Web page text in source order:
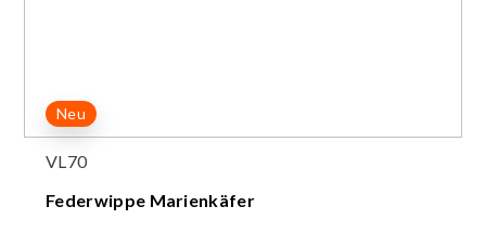
Neu
VL70
Federwippe Marienkäfer